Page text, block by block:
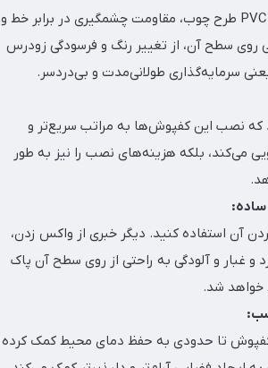
چه چیزی مشاهده می‌کنید؟ در یک فضای پرتردد، نمونه اجرایی کفپوش PVC طرح چوب، مقاومت چشمگیری در برابر خط و
سطح آن، از تغییر رنگ و فرسودگی زودرس
سرمایه‌گذاری طولانی‌مدت و بی‌دردسر.
نصب این کفپوش‌ها به مراتب سریع‌تر و
می‌کند، بلکه هزینه‌های نصب را نیز به طور
آن استفاده کنید. دیگر خبری از واکس زدن،
غبار و آلودگی به راحتی از روی سطح آن پاک
خواهد شد.
تا حدودی به حفظ دمای محیط کمک کرده